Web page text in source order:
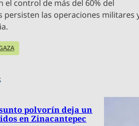
el control de más del 60% del
las operaciones militares
polvorín deja un
en Zinacantepec